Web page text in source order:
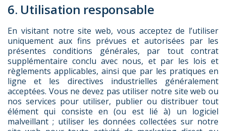
6. Utilisation responsable
En visitant notre site web, vous acceptez de l’utiliser
uniquement aux fins prévues et autorisées par les
présentes conditions générales, par tout contrat
supplémentaire conclu avec nous, et par les lois et
règlements applicables, ainsi que par les pratiques en
ligne et les directives industrielles généralement
acceptées. Vous ne devez pas utiliser notre site web ou
nos services pour utiliser, publier ou distribuer tout
élément qui consiste en (ou est lié à) un logiciel
malveillant ; utiliser les données collectées sur notre